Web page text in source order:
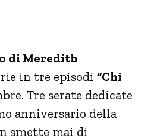
di Meredith
in tre episodi “Chi
Tre serate dedicate
anniversario della
smette mai di